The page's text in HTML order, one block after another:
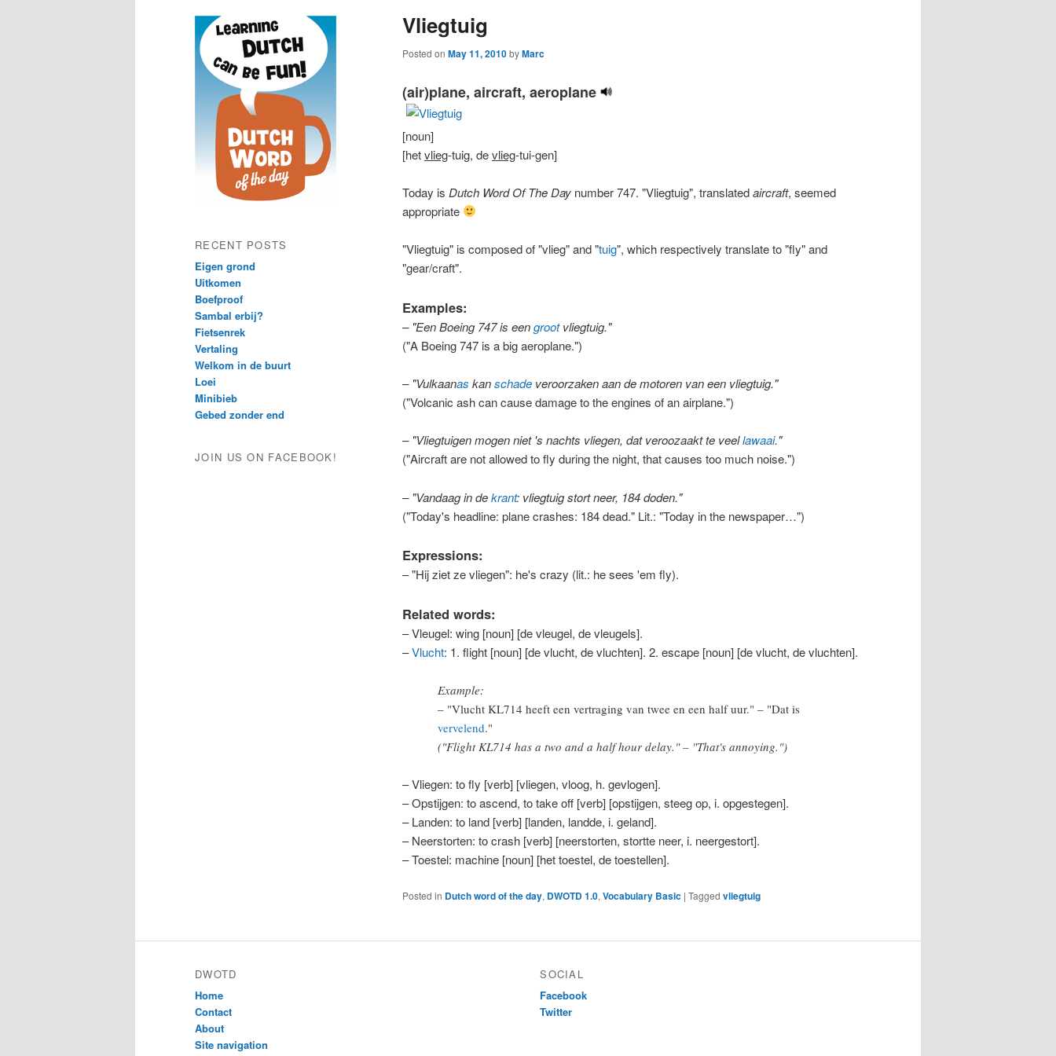
content
content Vliegtuig
Posted on May 11, 2010byMarc
(air)plane, aircraft, aeroplane
[noun]
[hetvlieg-tuig, devlieg-tui-gen]
Today is Dutch Word Of The Day number 747. "Vliegtuig", translatedaircraft, seemed
appropriate
"Vliegtuig" is composed of "vlieg" and "tuig", which respectively translate to "fly" and
"gear/craft".
Examples:
– "Een Boeing 747 is eengrootvliegtuig."
("A Boeing 747 is a big aeroplane.")
– "Vulkaanas kanschade veroorzaken aan de motoren van een vliegtuig."
("Volcanic ash can cause damage to the engines of an airplane.")
– "Vliegtuigen mogen niet 's nachts vliegen, dat veroozaakt te veellawaai."
("Aircraft are not allowed to fly during the night, that causes too much noise.")
– "Vandaag in dekrant: vliegtuig stort neer, 184 doden."
("Today's headline: plane crashes: 184 dead." Lit.: "Today in the newspaper…")
Expressions:
– "Hij ziet ze vliegen": he's crazy (lit.: he sees 'em fly).
Related words:
– Vleugel: wing [noun] [de vleugel, de vleugels].
–Vlucht: 1. flight [noun] [de vlucht, de vluchten]. 2. escape [noun] [de vlucht, de vluchten].
Example:
– "Vlucht KL714 heeft een vertraging van twee en een half uur." – "Dat is
vervelend."
("Flight KL714 has a two and a half hour delay." – "That's annoying.")
– Vliegen: to fly [verb] [vliegen, vloog, h. gevlogen].
– Opstijgen: to ascend, to take off [verb] [opstijgen, steeg op, i. opgestegen].
– Landen: to land [verb] [landen, landde, i. geland].
– Neerstorten: to crash [verb] [neerstorten, stortte neer, i. neergestort].
– Toestel: machine [noun] [het toestel, de toestellen].
Posted in Dutch word of the day, DWOTD 1.0, Vocabulary Basic | Tagged vliegtuig
RECENT POSTS
Eigen grond
Uitkomen
Boefproof
Sambal erbij?
Fietsenrek
Vertaling
Welkom in de buurt
Loei
Minibieb
Gebed zonder end
JOIN US ON FACEBOOK!
DWOTD
Home
Contact
About
Site navigation
SOCIAL
Facebook
Twitter